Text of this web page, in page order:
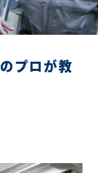
プロが教